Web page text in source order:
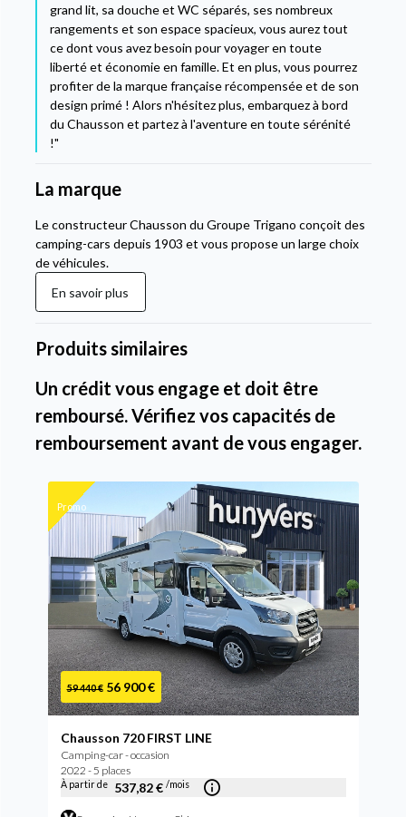
grand lit, sa douche et WC séparés, ses nombreux
rangements et son espace spacieux, vous aurez tout
ce dont vous avez besoin pour voyager en toute
liberté et économie en famille. Et en plus, vous pourrez
profiter de la marque française récompensée et de son
design primé ! Alors n'hésitez plus, embarquez à bord
du Chausson et partez à l'aventure en toute sérénité
!"
La marque
Le constructeur Chausson du Groupe Trigano conçoit des
camping-cars depuis 1903 et vous propose un large choix
de véhicules.
En savoir plus
Produits similaires
Un crédit vous engage et doit être
remboursé. Vérifiez vos capacités de
remboursement avant de vous engager.
Promo
59 440 € 56 900 €
Chausson 720 FIRST LINE
Camping-car - occasion
2022 - 5 places
À partir de 537,82 € /mois